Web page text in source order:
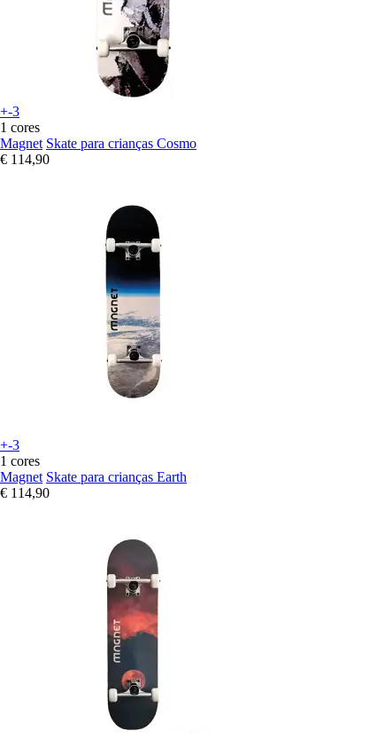
+-3
1 cores
Magnet Skate para crianças Cosmo
€ 114,90
+-3
1 cores
Magnet Skate para crianças Earth
€ 114,90